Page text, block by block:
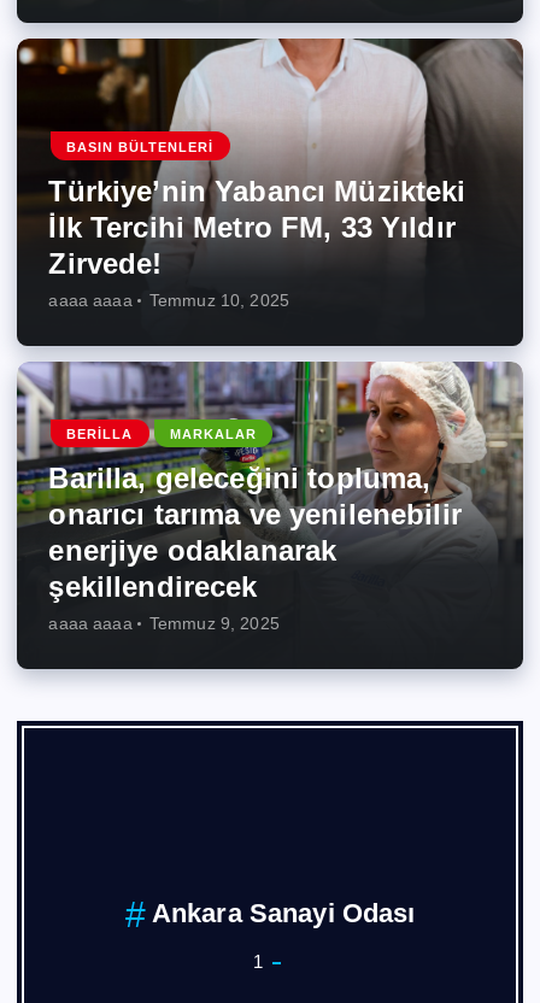
BASIN BÜLTENLERI
Türkiye’nin Yabancı Müzikteki
İlk Tercihi Metro FM, 33 Yıldır
Zirvede!
aaaa aaaa Temmuz 10, 2025
BERILLA MARKALAR
Barilla, geleceğini topluma,
onarıcı tarıma ve yenilenebilir
enerjiye odaklanarak
şekillendirecek
aaaa aaaa Temmuz 9, 2025
ASKON
1